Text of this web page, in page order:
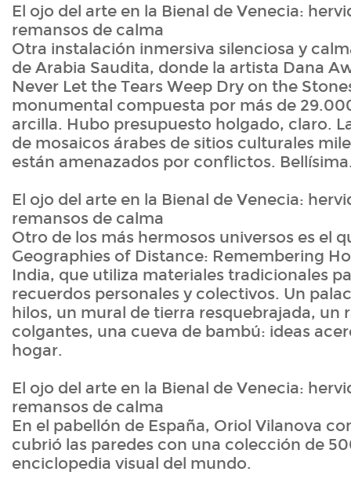
El ojo del arte en la Bienal de Venecia:
remansos de calma
Otra instalación inmersiva silenciosa y
de Arabia Saudita, donde la artista Dana
Never Let the Tears Weep Dry on the
monumental compuesta por más de
arcilla. Hubo presupuesto holgado, claro.
de mosaicos árabes de sitios culturales
están amenazados por conflictos.
El ojo del arte en la Bienal de Venecia:
remansos de calma
Otro de los más hermosos universos es el
Geographies of Distance: Remembering
India, que utiliza materiales tradicionales
recuerdos personales y colectivos. Un
hilos, un mural de tierra resquebrajada, un
colgantes, una cueva de bambú: ideas
hogar.
El ojo del arte en la Bienal de Venecia:
remansos de calma
En el pabellón de España, Oriol Vilanova
cubrió las paredes con una colección de
enciclopedia visual del mundo.